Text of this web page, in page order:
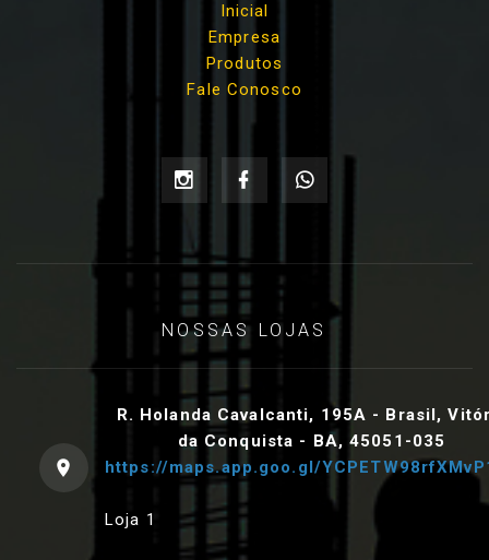
Inicial
Empresa
Produtos
Fale Conosco
NOSSAS LOJAS
R. Holanda Cavalcanti, 195A - Brasil,
da Conquista - BA, 45051-035
https://maps.app.goo.gl/
Loja 1